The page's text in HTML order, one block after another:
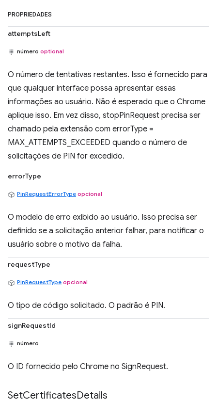
PROPRIEDADES
attemptsLeft
número optional
O número de tentativas restantes. Isso é fornecido para
que qualquer interface possa apresentar essas
informações ao usuário. Não é esperado que o Chrome
aplique isso. Em vez disso, stopPinRequest precisa ser
chamado pela extensão com errorType =
MAX_ATTEMPTS_EXCEEDED quando o número de
solicitações de PIN for excedido.
errorType
PinRequestErrorType opcional
O modelo de erro exibido ao usuário. Isso precisa ser
definido se a solicitação anterior falhar, para notificar o
usuário sobre o motivo da falha.
requestType
PinRequestType opcional
O tipo de código solicitado. O padrão é PIN.
signRequestId
número
O ID fornecido pelo Chrome no SignRequest.
SetCertificatesDetails